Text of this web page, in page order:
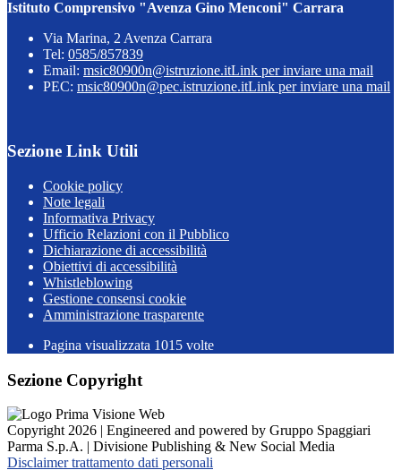
Istituto Comprensivo "Avenza Gino Menconi" Carrara
Via Marina, 2 Avenza Carrara
Tel: 0585/857839
Email: msic80900n@istruzione.itLink per inviare una mail
PEC: msic80900n@pec.istruzione.itLink per inviare una mail
Sezione Link Utili
Cookie policy
Note legali
Informativa Privacy
Ufficio Relazioni con il Pubblico
Dichiarazione di accessibilità
Obiettivi di accessibilità
Whistleblowing
Gestione consensi cookie
Amministrazione trasparente
Pagina visualizzata 1015 volte
Sezione Copyright
Copyright 2026 | Engineered and powered by Gruppo Spaggiari
Parma S.p.A. | Divisione Publishing & New Social Media
Disclaimer trattamento dati personali